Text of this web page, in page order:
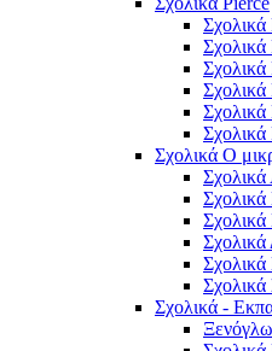
Σχολικά
Σχολικά
Σχολικά Ο
Σχολικά
Σχολικά
Σχολικά
Σχολικά
Σχολικά
Σχολικά
Σχολικά -